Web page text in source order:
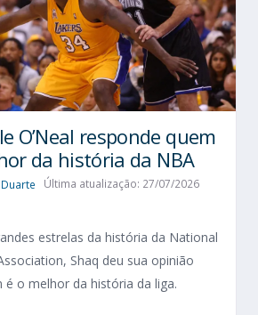
O’Neal responde quem
da história da NBA
Última atualização: 27/07/2026
estrelas da história da National
Shaq deu sua opinião
é o melhor da história da liga.